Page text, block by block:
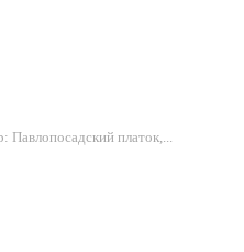
Павлопосадский платок,...